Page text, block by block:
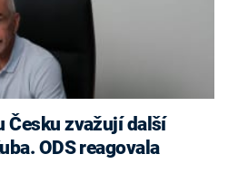
ODS reagovala